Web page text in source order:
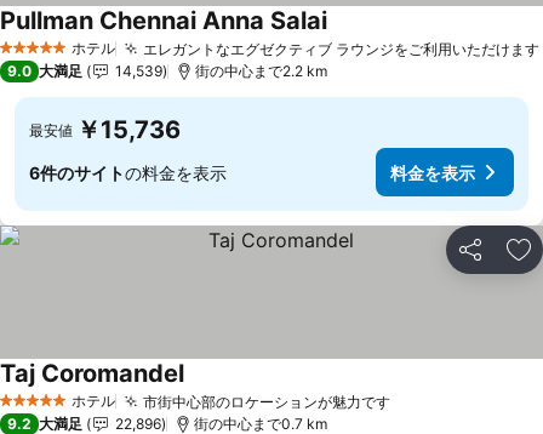
5 ホテルのランク
ホテル エレガントなエグゼクティブ ラウンジをご利用いただけます
Pullman Chennai Anna Salai
9.0 大満足 14,539 街の中心まで2.2 km
最安値 ￥15,736
6件のサイトの料金を表示 料金を表示
シェア お
5 ホテルのランク
ホテル 市街中心部のロケーションが魅力です
Taj Coromandel
9.2 大満足 22,896 街の中心まで0.7 km